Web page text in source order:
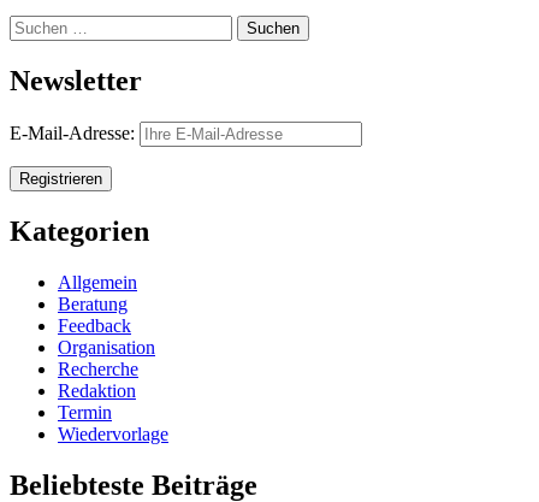
Suchen
nach:
Newsletter
E-Mail-Adresse:
Kategorien
Allgemein
Beratung
Feedback
Organisation
Recherche
Redaktion
Termin
Wiedervorlage
Beliebteste Beiträge